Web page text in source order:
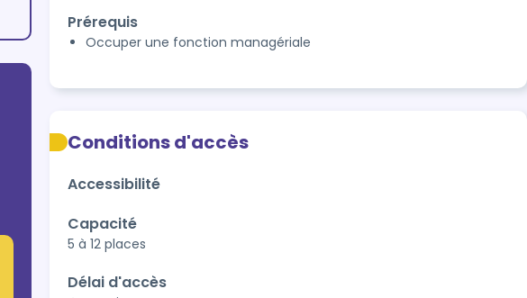
Prérequis
Occuper une fonction managériale
Conditions d'accès
Accessibilité
Capacité
5 à 12 places
Délai d'accès